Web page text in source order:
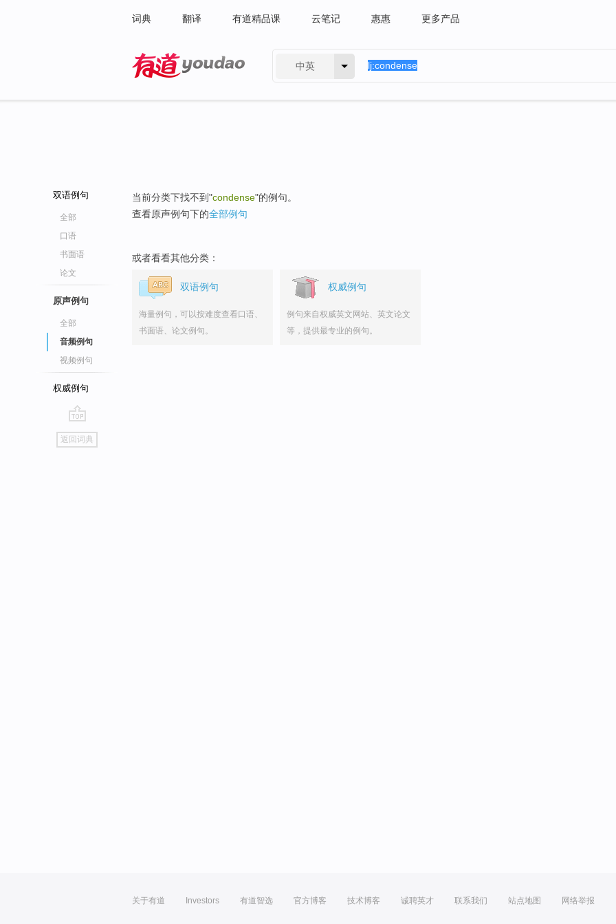
词典 翻译 有道精品课 云笔记 惠惠 更多产品
中英
双语例句
全部
口语
书面语
论文
原声例句
全部
音频例句
视频例句
权威例句
go
top
返回词典
当前分类下找不到"condense"的例句。
查看原声例句下的全部例句
或者看看其他分类：
双语例句
海量例句，可以按难度查看口语、
书面语、论文例句。
权威例句
例句来自权威英文网站、英文论文
等，提供最专业的例句。
关于有道 Investors 有道智选 官方博客 技术博客 诚聘英才 联系我们 站点地图 网络举报